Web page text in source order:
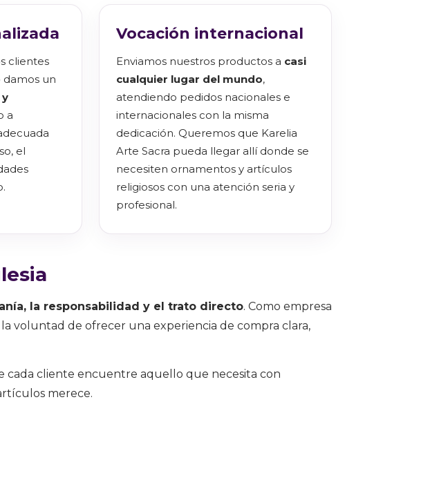
clientes
damos un
a
el
Vocación internacional
Enviamos nuestros productos a casi
cualquier lugar del mundo,
atendiendo pedidos nacionales e
internacionales con la misma
dedicación. Queremos que Karelia
Arte Sacra pueda llegar allí donde se
necesiten ornamentos y artículos
religiosos con una atención seria y
profesional.
la responsabilidad y el trato directo. Como empresa
voluntad de ofrecer una experiencia de compra clara,
cada cliente encuentre aquello que necesita con
merece.